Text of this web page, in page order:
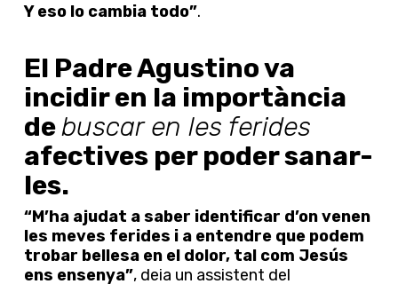
Y eso lo cambia todo”.
El Padre Agustino va
incidir en la importància
debuscar en les ferides
afectives per poder sanar-
les.
“M’ha ajudat a saber identificar d’on venen
les meves ferides i a entendre que podem
trobar bellesa en el dolor, tal com Jesús
ens ensenya”, deia un assistent del